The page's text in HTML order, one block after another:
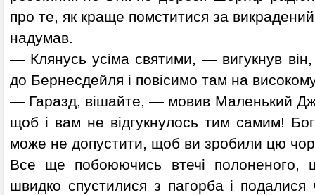
про те, як краще помститися за
надумав.
— Клянусь усіма святими, — вигукнув
до Бернесдейля і повісимо там на
— Гаразд, вішайте, — мовив Маленький
щоб і вам не відгукнулось тим самим!
може не допустити, щоб ви зробили цю
Все ще побоюючись втечі полоненого,
швидко спустилися з пагорба і